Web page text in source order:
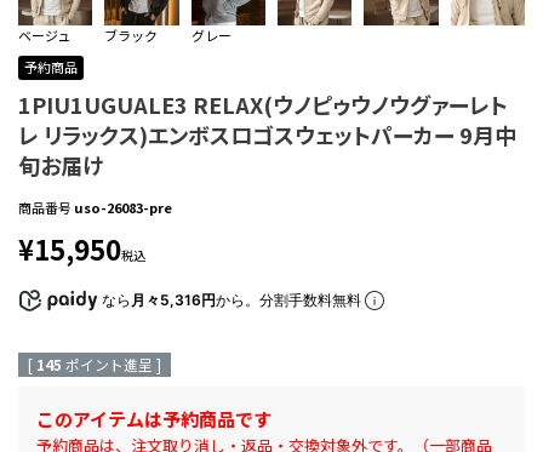
ベージュ ブラック
グレー
予約商品
1PIU1UGUALE3 RELAX(ウノピゥウノウグァーレト
レ リラックス)エンボスロゴスウェットパーカー 9月中
旬お届け
商品番号 uso-26083-pre
¥15,950税込
なら 月々5,316円から。分割手数料無料
[ 145 ポイント進呈 ]
このアイテムは予約商品です
予約商品は、注文取り消し・返品・交換対象外です。（一部商品